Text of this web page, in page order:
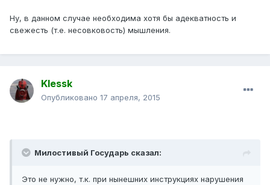
Ну, в данном случае необходима хотя бы адекватность и
свежесть (т.е. несовковость) мышления.
Klessk
Опубликовано 17 апреля, 2015
Милостивый Государь сказал:
Это не нужно, т.к. при нынешних инструкциях нарушения